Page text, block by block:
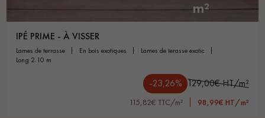
m²
IPÉ PRIME - À VISSER
lames de terrasse en bois exotiques
lames de terasse exotic
long 2.10 m
-23,26% 129,00€ HT/m²
115,82€ TTC/m² 98,99€ HT/m²